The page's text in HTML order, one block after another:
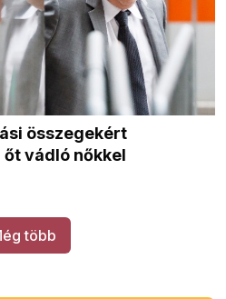
összegekért
vádló nőkkel
több